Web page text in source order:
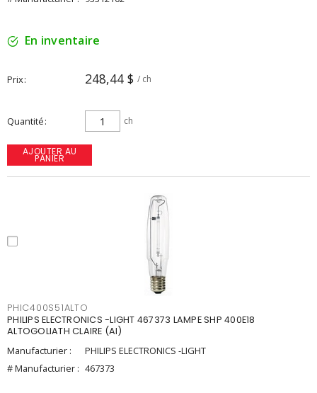
En inventaire
Prix 248,44 $ / ch
Quantité ch
AJOUTER AU
PANIER
PHIC400S51ALTO
PHILIPS ELECTRONICS -LIGHT 467373 LAMPE SHP 400E18
ALTOGOLIATH CLAIRE (AI)
Manufacturier :
PHILIPS ELECTRONICS -LIGHT
# Manufacturier : 467373